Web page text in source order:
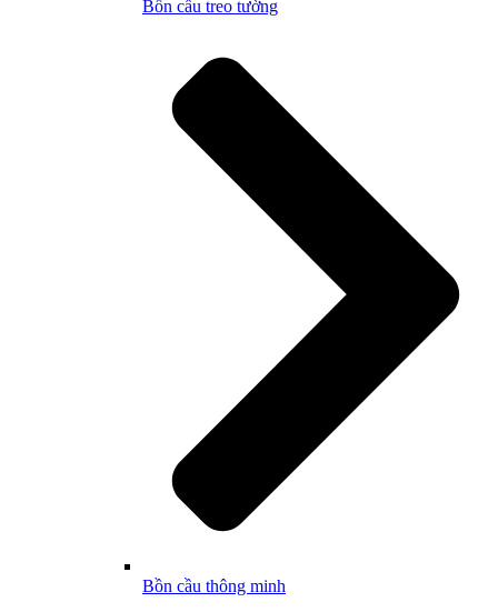
Bồn cầu treo tường
Bồn cầu thông minh